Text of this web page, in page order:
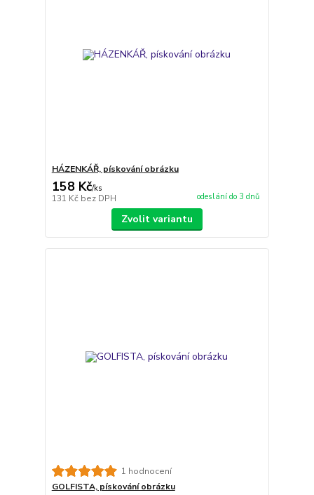
HÁZENKÁŘ, pískování obrázku
158 Kč/ks
131 Kč bez DPH odeslání do 3 dnů
Zvolit variantu
1 hodnocení
GOLFISTA, pískování obrázku